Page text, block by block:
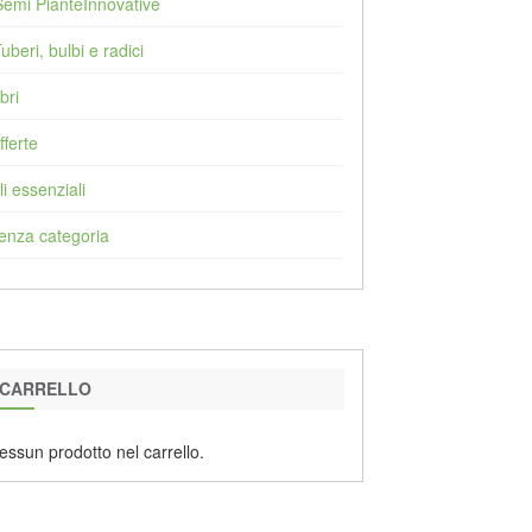
bulbi e radici
essenziali
categoria
CARRELLO
prodotto nel carrello.